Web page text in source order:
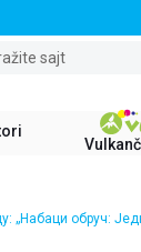
sajt
„Набаци обруч: